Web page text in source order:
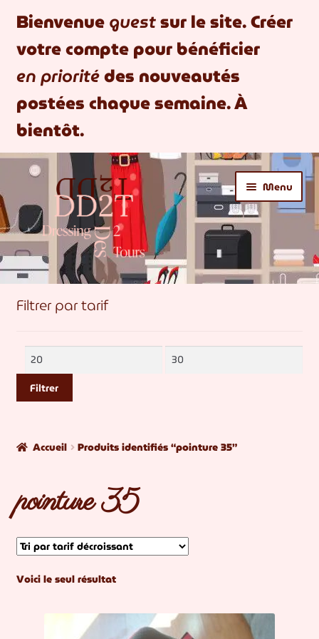
Bienvenueguestsur le site. Créer
votre compte pour bénéficier
en prioritédes nouveautés
postées chaque semaine. À
bientôt.
Aller
la
navigation
Aller
contenu
Menu
BOUTIQUE
CONTACTEZ-NOUS
BLOG
Filtrer par tarif
Prix
min
Prix
Filtrer
Accueil Produits identifiés “pointure 35”
pointure 35
Voici le seul résultat